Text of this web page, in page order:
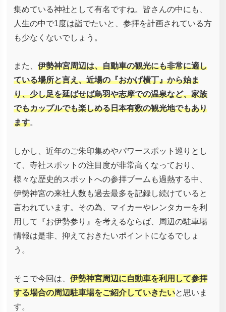
集めている神社として有名ですね。皆さんの中にも、
人生の中で1度は詣でたいと、参拝を計画されている方
も少なくないでしょう。
また、 伊勢神宮周辺は、自動車の観光にも非常に適し
ている場所と言え、近場の『おかげ横丁』から始ま
り、少し足を延ばせば鳥羽や志摩での温泉など、家族
でもカップルでも楽しめる日本有数の観光地でもあり
ます。
しかし、近年のご朱印集めやパワースポット巡りとし
て、寺社スポットの注目度が非常高くなっており、
様々な歴史的スポットへの参拝ブームも過熱する中、
伊勢神宮の来社人数も過去最多を記録し続けていると
言われています。その為、マイカーやレンタカーを利
用して『お伊勢参り』を考えるならば、周辺の駐車場
情報は是非、抑えておきたいポイントになるでしょ
う。
そこで今回は、 伊勢神宮周辺に自動車を利用して参拝
する場合の周辺駐車場をご紹介していきたいと思いま
す。